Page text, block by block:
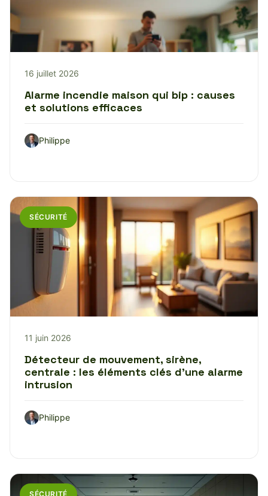
16 juillet 2026
Alarme incendie maison qui bip : causes
et solutions efficaces
Philippe
SÉCURITÉ
11 juin 2026
Détecteur de mouvement, sirène,
centrale : les éléments clés d’une alarme
intrusion
Philippe
SÉCURITÉ